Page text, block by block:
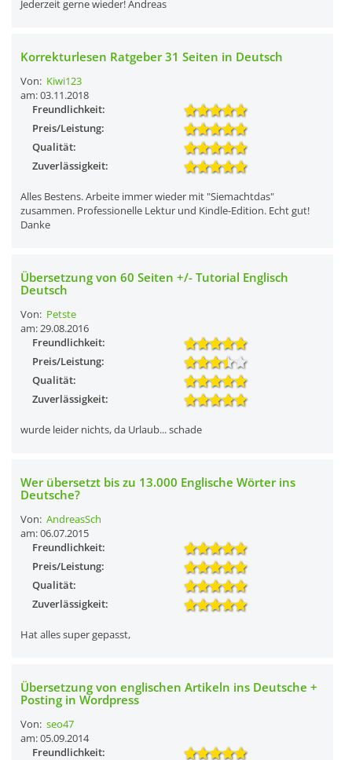
Jederzeit gerne wieder! Andreas
Korrekturlesen Ratgeber 31 Seiten in Deutsch
Von: Kiwi123
am: 03.11.2018
Freundlichkeit:
Preis/Leistung:
Qualität:
Zuverlässigkeit:
Alles Bestens. Arbeite immer wieder mit "Siemachtdas"
zusammen. Professionelle Lektur und Kindle-Edition. Echt gut!
Danke
Übersetzung von 60 Seiten +/- Tutorial Englisch
Deutsch
Von: Petste
am: 29.08.2016
Freundlichkeit:
Preis/Leistung:
Qualität:
Zuverlässigkeit:
wurde leider nichts, da Urlaub... schade
Wer übersetzt bis zu 13.000 Englische Wörter ins
Deutsche?
Von: AndreasSch
am: 06.07.2015
Freundlichkeit:
Preis/Leistung:
Qualität:
Zuverlässigkeit:
Hat alles super gepasst,
Übersetzung von englischen Artikeln ins Deutsche +
Posting in Wordpress
Von: seo47
am: 05.09.2014
Freundlichkeit: